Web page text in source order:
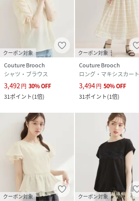
クーポン対象
Couture Brooch
シャツ・ブラウス
3,492 円 30%OFF
31ポイント(1倍)
クーポン対象
Couture Brooch
ロング・マキシスカート
3,494円 50%OFF
31ポイント(1倍)
クーポン対象 クーポン対象